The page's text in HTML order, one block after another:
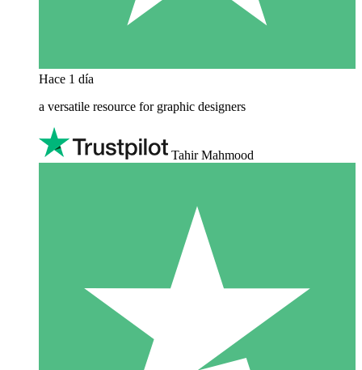
Hace 1 día
a versatile resource for graphic designers
Tahir Mahmood